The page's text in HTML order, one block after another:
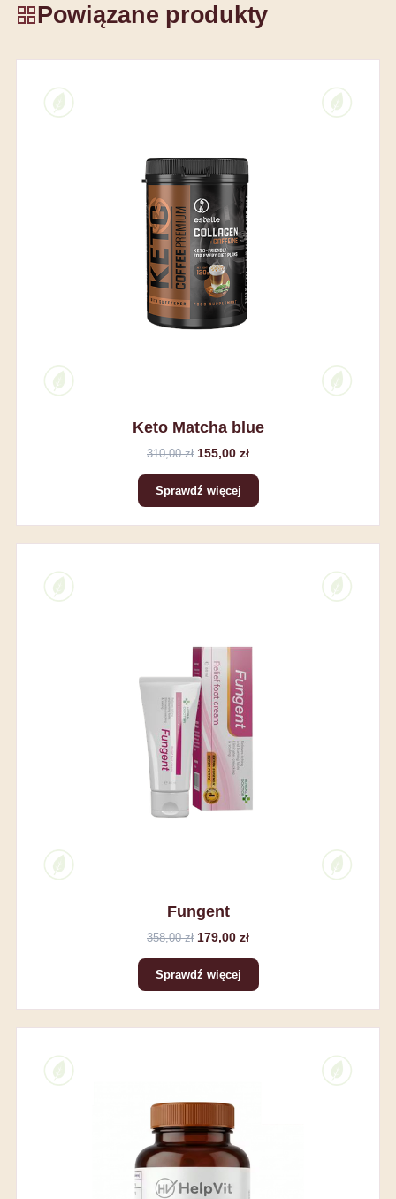
Powiązane produkty
Keto Matcha blue
310,00 zł 155,00 zł
Sprawdź więcej
Fungent
358,00 zł 179,00 zł
Sprawdź więcej